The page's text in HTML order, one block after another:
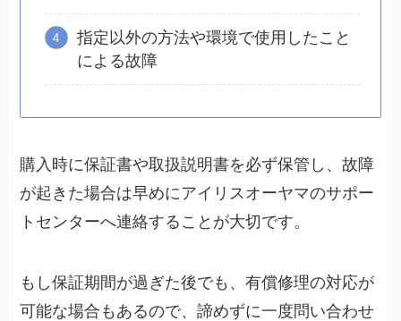
指定以外の方法や環境で使用したこと
による故障
購入時に保証書や取扱説明書を必ず保管し、故障
が起きた場合は早めにアイリスオーヤマのサポー
トセンターへ連絡することが大切です。
もし保証期間が過ぎた後でも、有償修理の対応が
可能な場合もあるので、諦めずに一度問い合わせ